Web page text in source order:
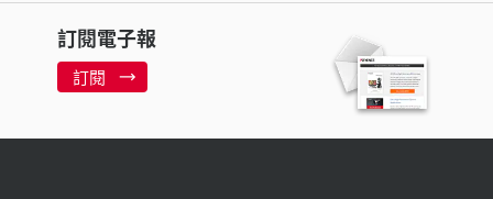
訂閱電子報
訂閱